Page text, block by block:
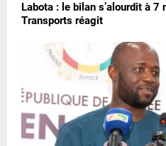
Labota : le bilan s’alourdit à
Transports réagit